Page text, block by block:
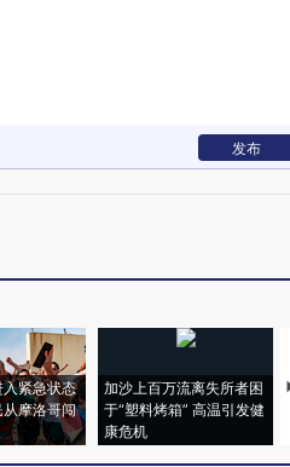
发布
紧急状态
摩洛哥闯
加沙上百万流离失所者困
于“塑料烤箱” 高温引发健
康危机